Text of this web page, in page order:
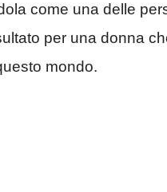
come una delle
per una donna
mondo.